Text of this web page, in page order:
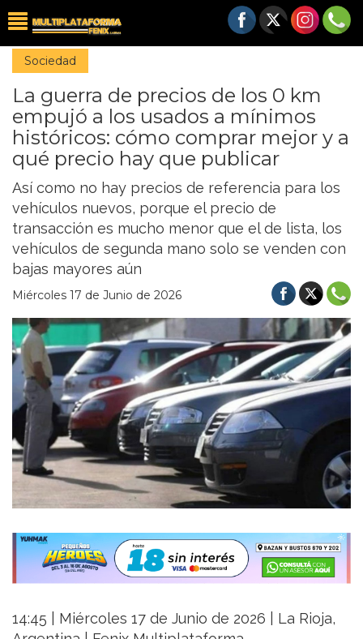
Sociedad
La guerra de precios de los 0 km
empujó a los usados a mínimos
históricos: cómo comprar mejor y a
qué precio hay que publicar
Así como no hay precios de referencia para los
vehículos nuevos, porque el precio de
transacción es mucho menor que el de lista, los
vehículos de segunda mano solo se venden con
bajas mayores aún
Miércoles 17 de Junio de 2026
14:45 | Miércoles 17 de Junio de 2026 | La Rioja,